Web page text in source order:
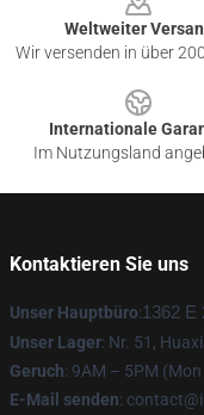
Weltweiter
Wir versenden in über
Internationale
Im Nutzungsland
Kontaktieren Sie uns
Unser Hauptbüro:1362 E
Unser Lager: Nr. 51,
Geruch: 9AM – 5PM
E-Mail senden: